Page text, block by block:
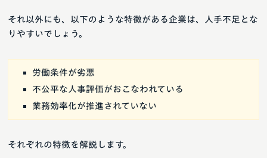
それ以外にも、以下のような特徴がある企業は、人手不足とな
りやすいでしょう。
労働条件が劣悪
不公平な人事評価がおこなわれている
業務効率化が推進されていない
それぞれの特徴を解説します。